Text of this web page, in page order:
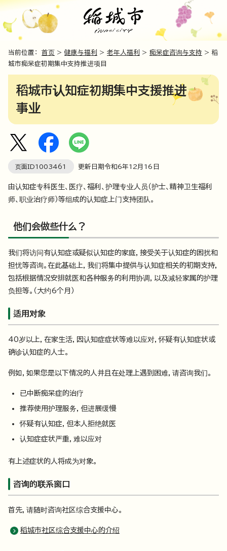
当前位置： 首页 > 健康与福利 > 老年人福利 > 痴呆症咨询与支持 > 稻
城市痴呆症初期集中支持推进项目
稻城市认知症初期集中支援推进
事业
页面ID1003461 更新日期令和6年12月 16 日
由认知症专科医生、医疗、福利、护理专业人员（护士、精神卫生福利
师、职业治疗师）等组成的认知症上门支持团队。
他们会做些什么？
我们将访问有认知症或疑似认知症的家庭，接受关于认知症的困扰和
担忧等咨询。在此基础上，我们将集中提供与认知症相关的初期支持，
包括根据情况安排就医和各种服务的利用协调，以及减轻家属的护理
负担等。（大约6个月）
适用对象
40岁以上，在家生活，因认知症症状等难以应对，怀疑有认知症状或
确诊认知症的人士。
例如，如果您是以下情况的人并且在处理上遇到困难，请咨询我们。
已中断痴呆症的治疗
推荐使用护理服务，但进展缓慢
怀疑有认知症，但本人拒绝就医
认知症症状严重，难以应对
有上述症状的人将成为对象。
咨询的联系窗口
首先，请随时咨询社区综合支援中心。
稻城市社区综合支援中心的介绍